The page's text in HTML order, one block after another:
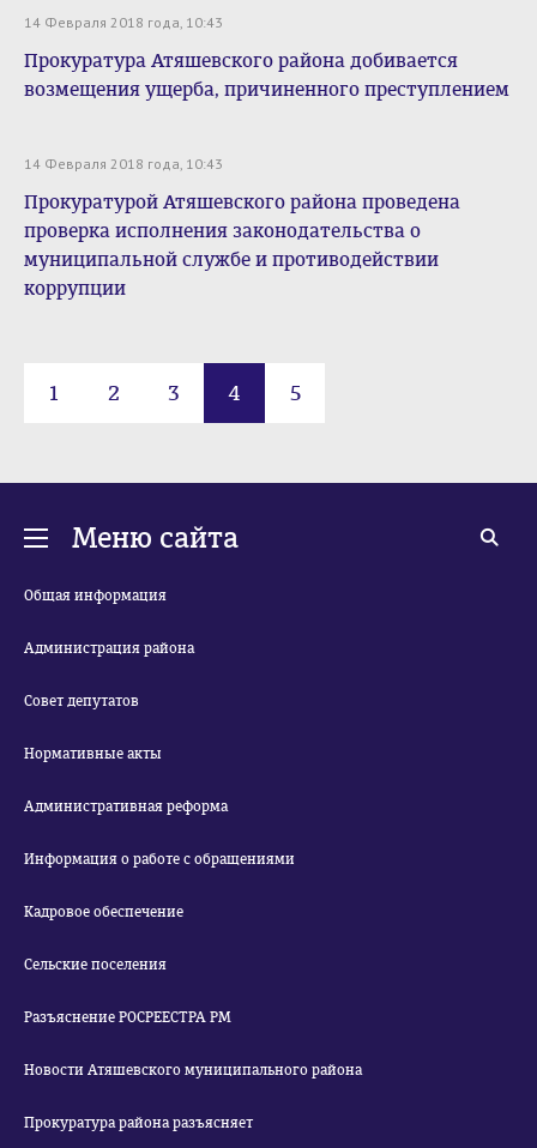
14 Февраля 2018 года, 10:43
Прокуратура Атяшевского района добивается
возмещения ущерба, причиненного преступлением
14 Февраля 2018 года, 10:43
Прокуратурой Атяшевского района проведена
проверка исполнения законодательства о
муниципальной службе и противодействии
коррупции
1 2 3 4 5
Меню сайта
Общая информация
Администрация района
Совет депутатов
Нормативные акты
Административная реформа
Информация о работе с обращениями
Кадровое обеспечение
Сельские поселения
Разъяснение РОСРЕЕСТРА РМ
Новости Атяшевского муниципального района
Прокуратура района разъясняет